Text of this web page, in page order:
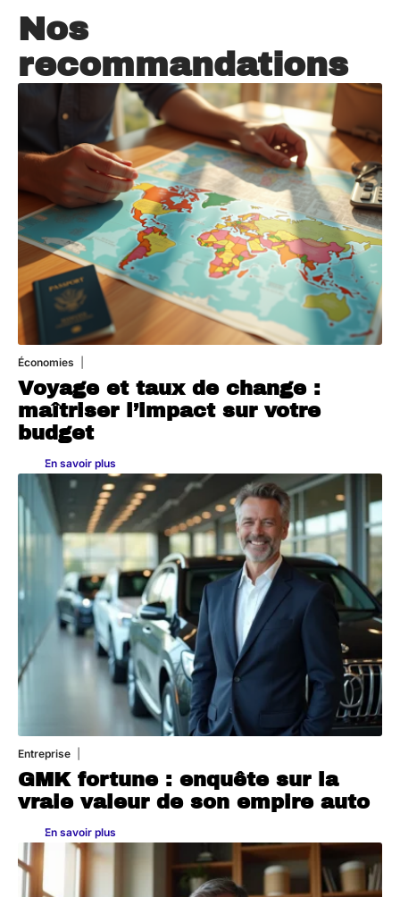
Nos
recommandations
Économies
Voyage et taux de change :
maîtriser l’impact sur votre
budget
En savoir plus
Entreprise
GMK fortune : enquête sur la
vraie valeur de son empire auto
En savoir plus